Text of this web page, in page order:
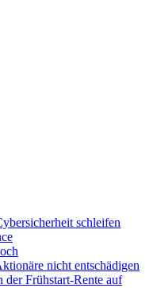
schleifen
nicht entschädigen
der Frühstart-Rente auf